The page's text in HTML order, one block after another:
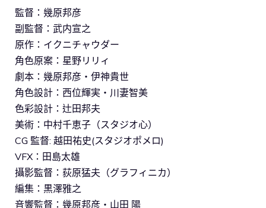
監督：幾原邦彦
副監督：武内宣之
原作：イクニチャウダー
角色原案：星野リリィ
劇本：幾原邦彦・伊神貴世
角色設計：西位輝実・川妻智美
色彩設計：辻田邦夫
美術：中村千恵子（スタジオ心）
CG 監督: 越田祐史(スタジオポメロ)
VFX：田島太雄
攝影監督：荻原猛夫（グラフィニカ）
編集：黒澤雅之
音響監督：幾原邦彦・山田 陽